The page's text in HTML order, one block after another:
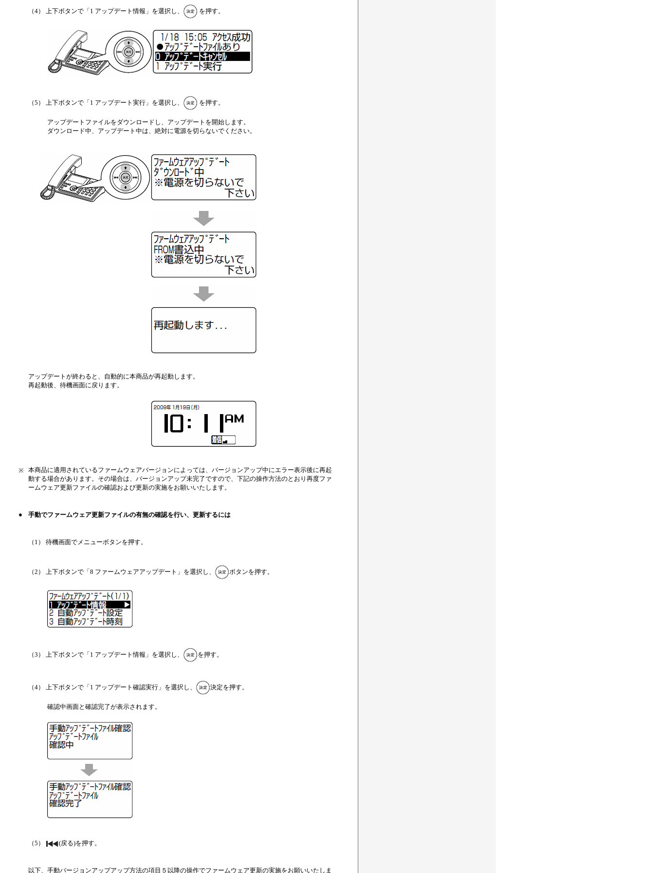
（4） 上下ボタンで「1 アップデート情報」を選択し、 を押す。
（5） 上下ボタンで「1 アップデート実行」を選択し、 を押す。
アップデートファイルをダウンロードし、アップデートを開始します。
ダウンロード中、アップデート中は、絶対に電源を切らないでください。
アップデートが終わると、自動的に本商品が再起動します。
再起動後、待機画面に戻ります。
※
本商品に適用されているファームウェアバージョンによっては、バージョンアップ中にエラー表示後に再起
動する場合があります。その場合は、バージョンアップ未完了ですので、下記の操作方法のとおり再度ファ
ームウェア更新ファイルの確認および更新の実施をお願いいたします。
● 手動でファームウェア更新ファイルの有無の確認を行い、更新するには
（1） 待機画面でメニューボタンを押す。
（2） 上下ボタンで「8 ファームウェアアップデート」を選択し、 ボタンを押す。
（3） 上下ボタンで「1 アップデート情報」を選択し、 を押す。
（4） 上下ボタンで「1 アップデート確認実行」を選択し、 決定を押す。
確認中画面と確認完了が表示されます。
（5） (戻る)を押す。
以下、手動バージョンアップアップ方法の項目５以降の操作でファームウェア更新の実施をお願いいたしま